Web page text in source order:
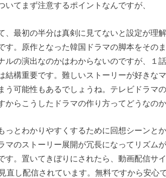
いてまず注意するポイントなんですが、
、最初の半分は真剣に見てないと設定が理
す。原作となった韓国ドラマの脚本をその
ルの演出なのかはわからないのですが、１
結構重要です。難しいストーリーが好きな
う可能性もあるでしょうね。テレビドラマ
からこうしたドラマの作り方ってどうなの
っとわかりやすくするために回想シーンと
マのストーリー展開が冗長になってリズム
す。置いてきぼりにされたら、動画配信サ
直し配信されています。無料ですから安心で